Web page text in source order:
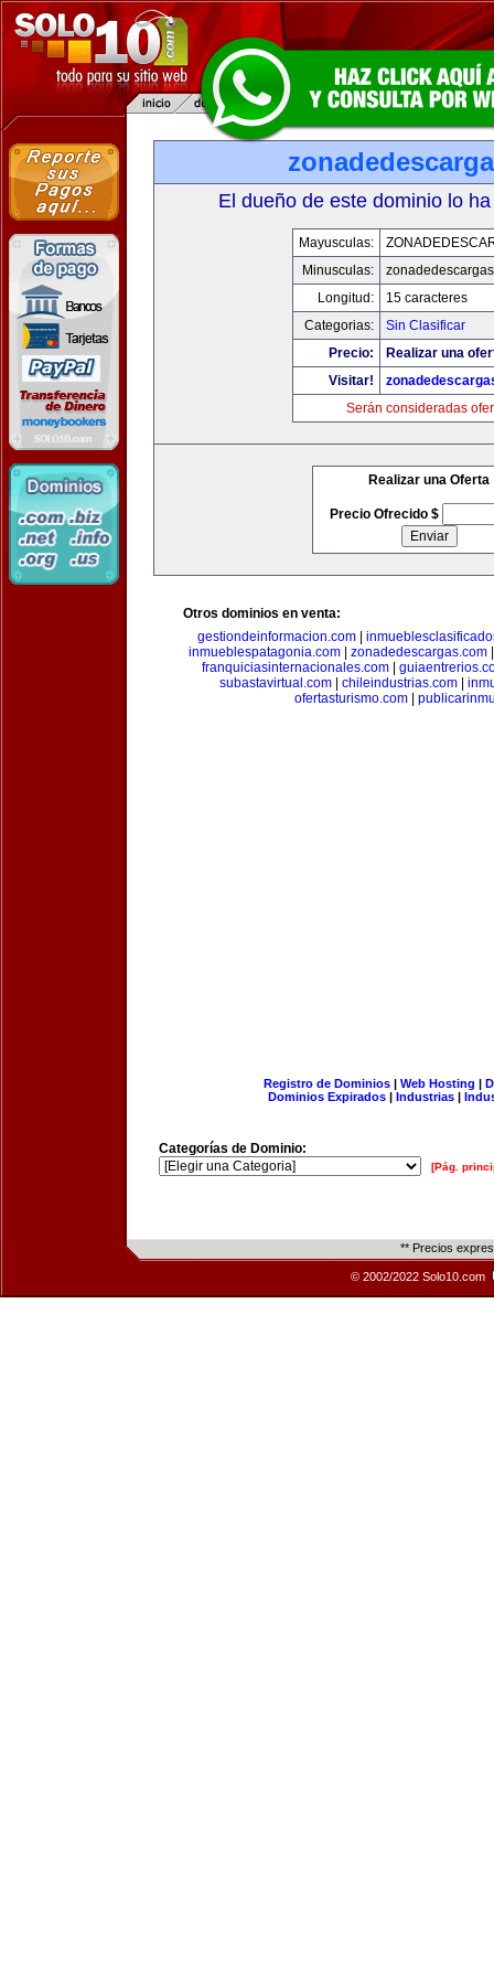
El dueño de este dominio lo
Mayusculas:
Minusculas:
Longitud:
15 caracteres
Categorias:
Sin Clasificar
Precio:
Realizar una
Visitar!
Serán consideradas
Realizar una Oferta
Precio Ofrecido $
Otros dominios en venta:
gestiondeinformacion.com
inmueblespatagonia.com| zonadedescargas.com
franquiciasinternacionales.com
subastavirtual.com
chileindustrias.com
ofertasturismo.com|
Registro de Dominios| Web Hosting |
Dominios Expirados | Industrias |
Categorías de Dominio:
[Pág.
** Precios
© 2002/2022 Solo10.com